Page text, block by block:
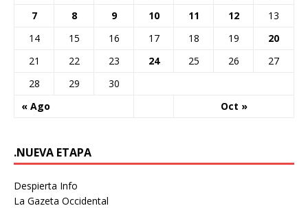
« Ago Oct »
7
8 9 10 11 12
13
14
15 16 17 18 19
20
21
22 23 24 25 26
27
28
29 30
.NUEVA ETAPA
Despierta Info
La Gazeta Occidental